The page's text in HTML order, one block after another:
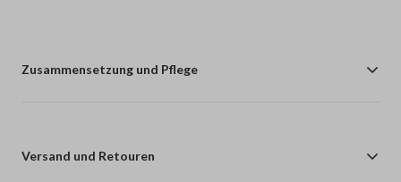
Zusammensetzung und Pflege
Versand und Retouren